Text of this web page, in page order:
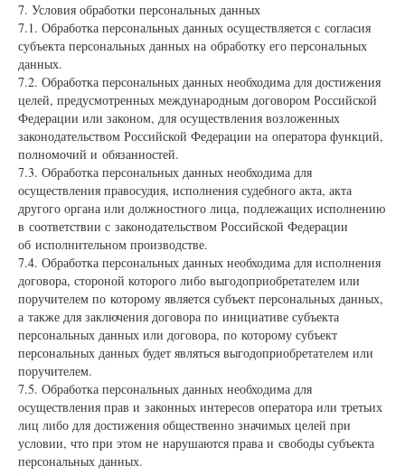
7. Условия обработки персональных данных
7.1. Обработка персональных данных осуществляется с согласия
субъекта персональных данных на обработку его персональных
данных.
7.2. Обработка персональных данных необходима для достижения
целей, предусмотренных международным договором Российской
Федерации или законом, для осуществления возложенных
законодательством Российской Федерации на оператора функций,
полномочий и обязанностей.
7.3. Обработка персональных данных необходима для
осуществления правосудия, исполнения судебного акта, акта
другого органа или должностного лица, подлежащих исполнению
в соответствии с законодательством Российской Федерации
об исполнительном производстве.
7.4. Обработка персональных данных необходима для исполнения
договора, стороной которого либо выгодоприобретателем или
поручителем по которому является субъект персональных данных,
а также для заключения договора по инициативе субъекта
персональных данных или договора, по которому субъект
персональных данных будет являться выгодоприобретателем или
поручителем.
7.5. Обработка персональных данных необходима для
осуществления прав и законных интересов оператора или третьих
лиц либо для достижения общественно значимых целей при
условии, что при этом не нарушаются права и свободы субъекта
персональных данных.